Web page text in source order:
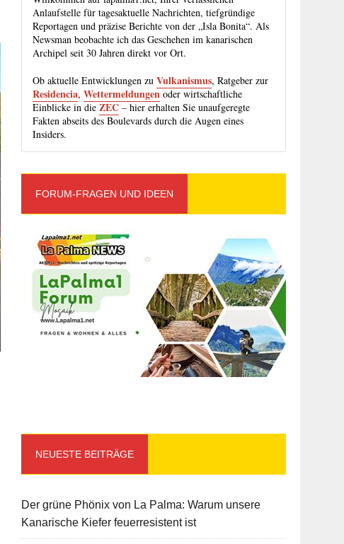
Anlaufstelle für tagesaktuelle Nachrichten, tiefgründige
Reportagen und präzise Berichte von der „Isla Bonita“. Als
Newsman beobachte ich das Geschehen im kanarischen
Archipel seit 30 Jahren direkt vor Ort.
Ob aktuelle Entwicklungen zuVulkanismus, Ratgeber zur
Residencia,Wettermeldungen oder wirtschaftliche
Einblicke in dieZEC – hier erhalten Sie unaufgeregte
Fakten abseits des Boulevards durch die Augen eines
Insiders.
FORUM-FRAGEN UND IDEEN
NEUESTE BEITRÄGE
Der grüne Phönix von La Palma: Warum unsere
Kanarische Kiefer feuerresistent ist